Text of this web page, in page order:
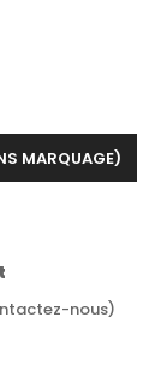
MARQUAGE)
nous)